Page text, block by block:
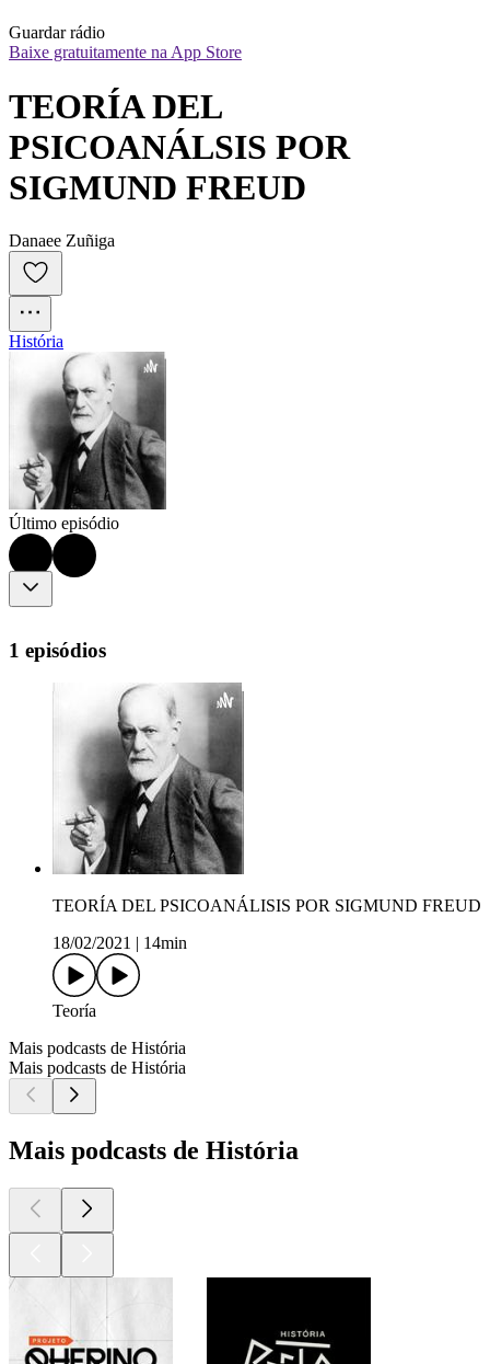
Guardar rádio
Baixe gratuitamente na App Store
TEORÍA DEL
PSICOANÁLSIS POR
SIGMUND FREUD
Danaee Zuñiga
História
Último episódio
1 episódios
TEORÍA DEL PSICOANÁLISIS POR SIGMUND FREUD
18/02/2021
14min
Teoría
Mais podcasts de História
Mais podcasts de História
Mais podcasts de História